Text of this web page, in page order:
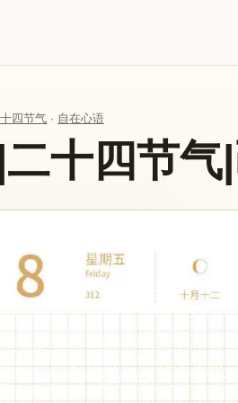
四节气 · 自在心语
十四节气